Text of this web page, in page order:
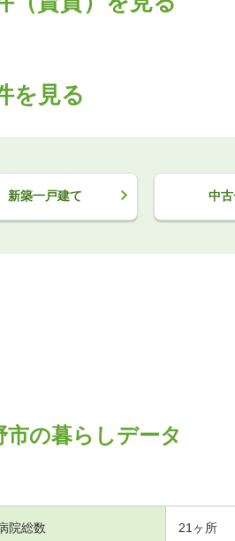
を見る
新築一戸建て 中
市の暮らしデータ
院総数 21ヶ所